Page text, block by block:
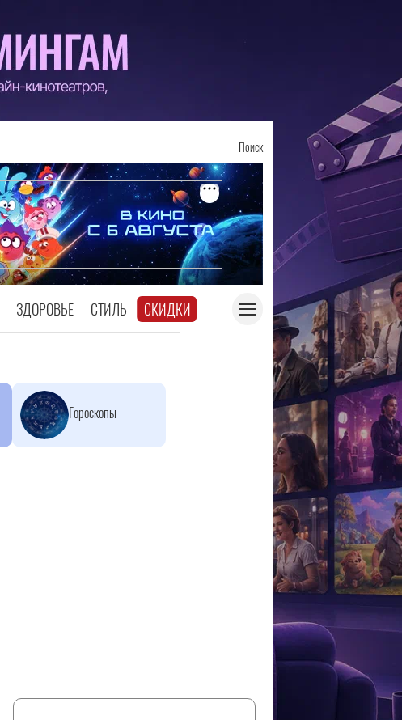
Поиск
ЗДОРОВЬЕ СТИЛЬ СКИДКИ
Гороскопы